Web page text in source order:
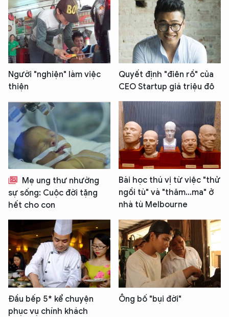
Người "nghiện" làm việc
thiện
Quyết định "điên rồ" của
CEO Startup giá triệu đô
Mẹ ung thư nhường
sự sống: Cuộc đời tặng
hết cho con
Bài học thú vị từ việc "thử
ngồi tù" và "thăm...ma" ở
nhà tù Melbourne
Đầu bếp 5* kể chuyện
phục vụ chính khách
Ông bố "bụi đời"